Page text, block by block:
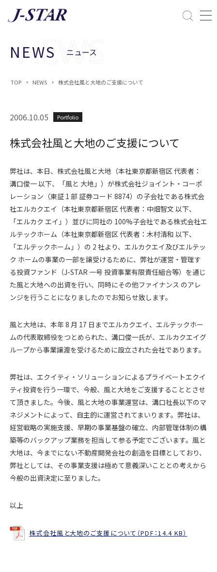
課題解決
ESGへの配慮
NEWS ニュース
TOP NEWS 株式会社風と大地のご支援について
2006.10.05 Portfolio
株式会社風と大地のご支援について
弊社は、本日、株式会社風と大地（本社東京都新宿区 代表者：
溝口俊一 以下、「風と 大地」）が株式会社ジョイント・コーポ
レーション（東証 1 部 証券コード 8874）の子会社である株式会
社エルカクエイ（本社東京都新宿区 代表者：中畑智文 以下、
「エルカク エイ」）並びに同社の 100%子会社である株式会社エ
ルテックホーム（本社東京都新宿区 代表者：木村清和 以下、
「エルテックホーム」）の 2 社より、エルカクエイ及びエルテッ
ク ホームの事業の一部を譲受けるために、弊社が運営・管理す
る投資ファンド（J-STAR 一号 投資事業有限責任組合等）を通じ
た風と大地への出資を行い、同時にその他ファイナンス のアレ
ンジを行うことになりましたのでお知らせ致します。
風と大地は、本年 8 月 17 日までエルカクエイ、エルテックホー
ムの代表取締役をつとめられた、溝口俊一氏が、エルカクエイグ
ループから事業譲渡を受けるために設立された会社であります。
弊社は、エクイティ・ソリューションによるプライベートエクイ
ティ投資を行う一環で、今般、風と大地をご支援することとさせ
て頂きました。今後、風と大地の事業運営は、溝口社長以下のマ
ネジメントによって、自主的に運営されてまいります。弊社は、
経営戦略の実施支援、早期の事業基盤の確立、内部管理体制の構
築等のバックアップ業務を担当して参る予定でございます。風と
大地は、今までにない不動産開発会社の創造を目標としており、
弊社としては、その事業支援は極めて意義深いこととの考えから
今般の出資決定に至りました。
以上
株式会社風と大地のご支援について（PDF：14.4 KB）